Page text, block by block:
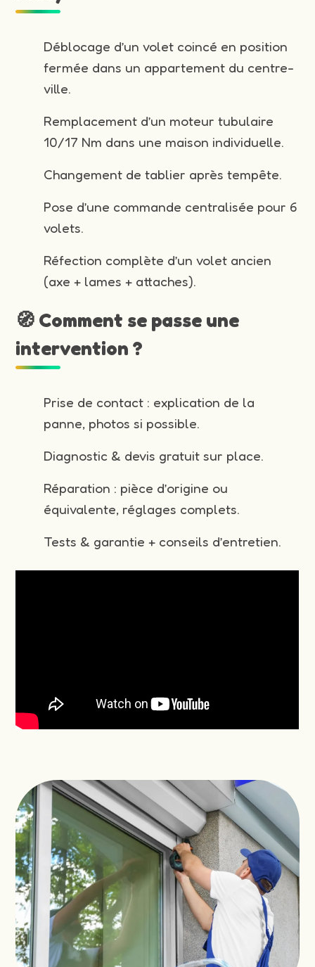
Déblocage d’un volet coincé en position
fermée dans un appartement du centre-
ville.
Remplacement d’un moteur tubulaire
10/17 Nm dans une maison individuelle.
Changement de tablier après tempête.
Pose d’une commande centralisée pour 6
volets.
Réfection complète d’un volet ancien
(axe + lames + attaches).
🧭 Comment se passe une
intervention ?
Prise de contact : explication de la
panne, photos si possible.
Diagnostic & devis gratuit sur place.
Réparation : pièce d’origine ou
équivalente, réglages complets.
Tests & garantie + conseils d’entretien.